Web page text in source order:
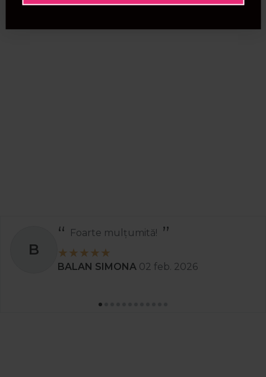
B
Foarte mulțumită!
BALAN SIMONA 02 feb. 2026